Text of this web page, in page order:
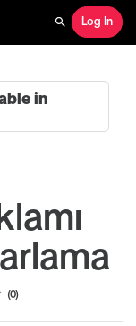
Search
Log In
in
0